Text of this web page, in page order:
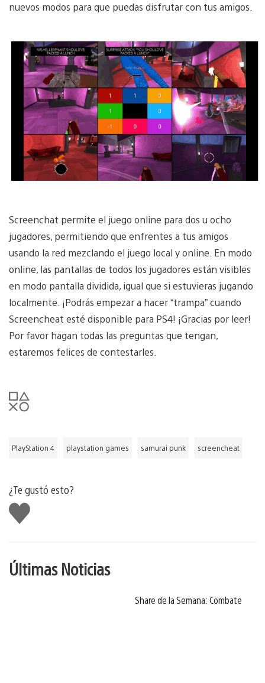
nuevos modos para que puedas disfrutar con tus amigos.
Screenchat permite el juego online para dos u ocho
jugadores, permitiendo que enfrentes a tus amigos
usando la red mezclando el juego local y online. En modo
online, las pantallas de todos los jugadores están visibles
en modo pantalla dividida, igual que si estuvieras jugando
localmente. ¡Podrás empezar a hacer “trampa” cuando
Screencheat esté disponible para PS4! ¡Gracias por leer!
Por favor hagan todas las preguntas que tengan,
estaremos felices de contestarles.
PlayStation 4 playstation games samurai punk screencheat
¿Te gustó esto?
Me
gusta
Últimas Noticias
Share de la Semana: Combate